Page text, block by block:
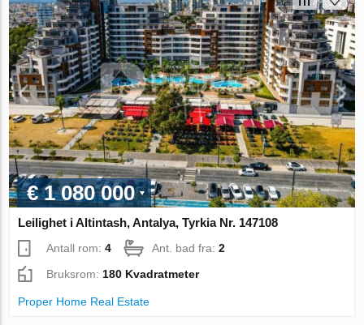
€ 1 080 000
Leilighet i Altintash, Antalya, Tyrkia Nr. 147108
Antall rom:4 Ant. bad fra:2
Bruksrom: 180 Kvadratmeter
Proper Home Real Estate